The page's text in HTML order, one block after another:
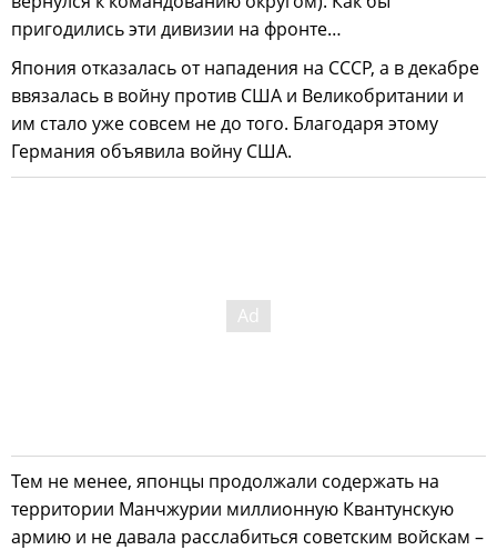
пригодились эти дивизии на фронте…
Япония отказалась от нападения на СССР, а в декабре
ввязалась в войну против США и Великобритании и
им стало уже совсем не до того. Благодаря этому
Германия объявила войну США.
Тем не менее, японцы продолжали содержать на
территории Манчжурии миллионную Квантунскую
армию и не давала расслабиться советским войскам –